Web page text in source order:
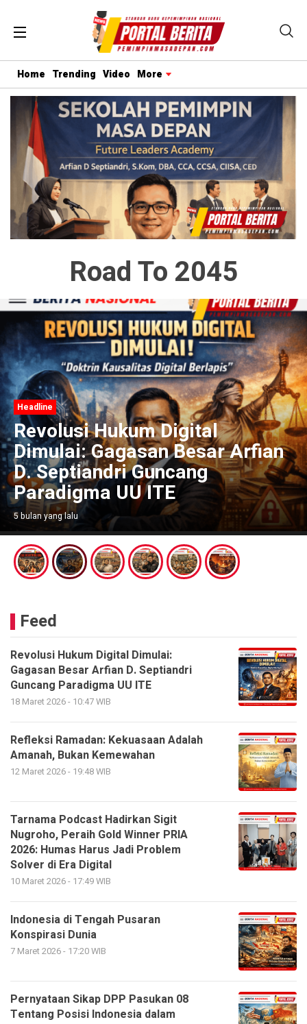
Home Trending Video More
Road To 2045
Headline
Revolusi Hukum Digital
Dimulai: Gagasan Besar Arfian
D. Septiandri Guncang
Paradigma UU ITE
5 bulan yang lalu
Feed
Revolusi Hukum Digital Dimulai:
Gagasan Besar Arfian D. Septiandri
Guncang Paradigma UU ITE
18 Maret 2026 - 10:47 WIB
Refleksi Ramadan: Kekuasaan Adalah
Amanah, Bukan Kemewahan
12 Maret 2026 - 19:48 WIB
Tarnama Podcast Hadirkan Sigit
Nugroho, Peraih Gold Winner PRIA
2026: Humas Harus Jadi Problem
Solver di Era Digital
10 Maret 2026 - 17:49 WIB
Indonesia di Tengah Pusaran
Konspirasi Dunia
7 Maret 2026 - 17:20 WIB
Pernyataan Sikap DPP Pasukan 08
Tentang Posisi Indonesia dalam